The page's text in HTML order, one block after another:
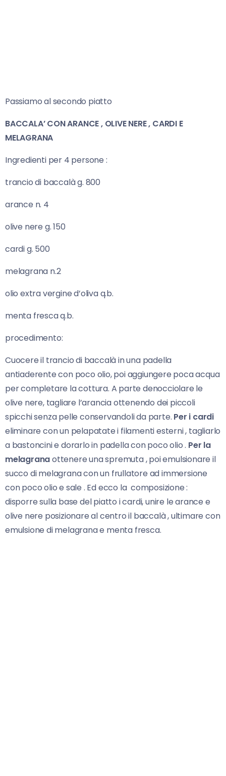
Passiamo al secondo piatto
BACCALA’ CON ARANCE , OLIVE NERE , CARDI E
MELAGRANA
Ingredienti per 4 persone :
trancio di baccalà g. 800
arance n. 4
olive nere g. 150
cardi g. 500
melagrana n.2
olio extra vergine d’oliva q.b.
menta fresca q.b.
procedimento:
Cuocere il trancio di baccalà in una padella
antiaderente con poco olio, poi aggiungere poca acqua
per completare la cottura. A parte denocciolare le
olive nere, tagliare l’arancia ottenendo dei piccoli
spicchi senza pelle conservandoli da parte. Per i cardi
eliminare con un pelapatate i filamenti esterni , tagliarlo
a bastoncini e dorarlo in padella con poco olio . Per la
melagranaottenere una spremuta , poi emulsionare il
succo di melagrana con un frullatore ad immersione
con poco olio e sale . Ed ecco la composizione :
disporre sulla base del piatto i cardi, unire le arance e
olive nere posizionare al centro il baccalà , ultimare con
emulsione di melagrana e menta fresca.